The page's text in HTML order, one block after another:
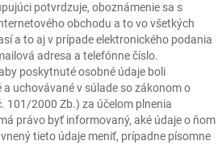
potvrdzuje, oboznámenie sa s
obchodu a to vo všetkých
a to aj v prípade elektronického podania
adresa a telefónne číslo.
poskytnuté osobné údaje boli
uchovávané v súlade so zákonom o
101/2000 Zb.) za účelom plnenia
právo byť informovaný, aké údaje o ňom
tieto údaje meniť, prípadne písomne